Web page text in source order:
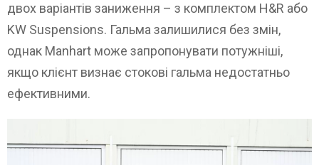
двох варіантів заниження – з комплектом H&R або
KW Suspensions. Гальма залишилися без змін,
однак Manhart може запропонувати потужніші,
якщо клієнт визнає стокові гальма недостатньо
ефективними.